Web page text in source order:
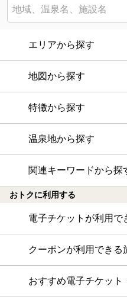
エリアから探す
地図から探す
特徴から探す
温泉地から探す
関連キーワードから探
おトクに利用する
電子チケットが利用で
クーポンが利用できる
おすすめ電子チケット